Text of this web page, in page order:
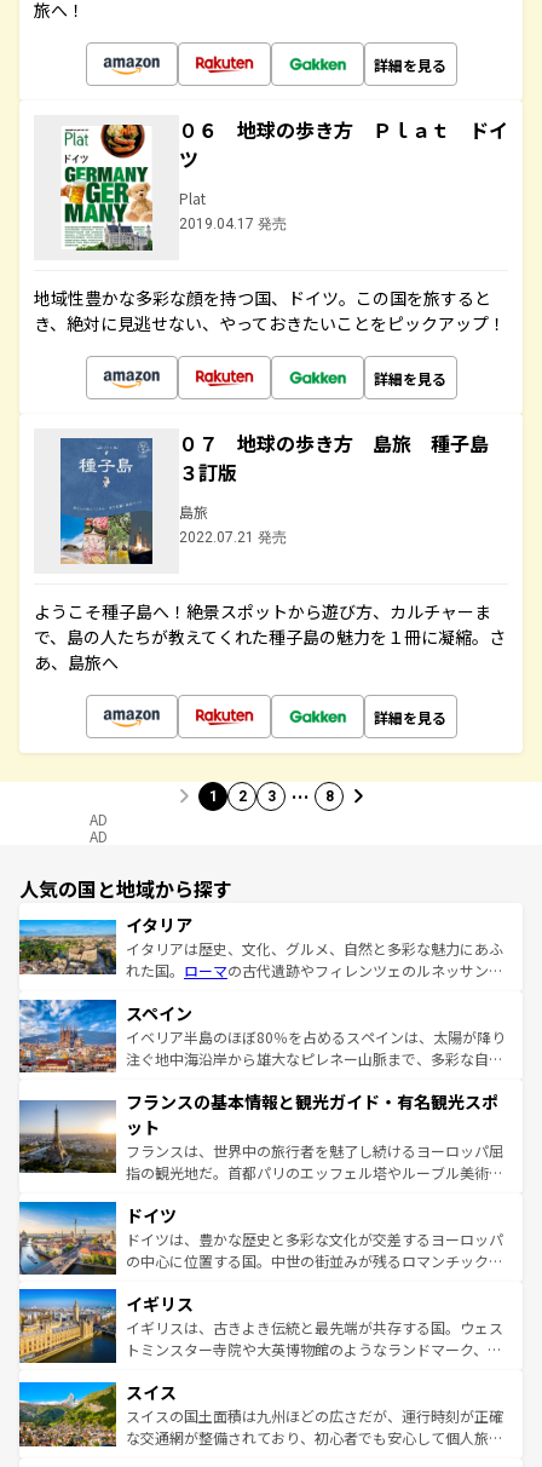
旅へ！
詳細を見る
０６ 地球の歩き方 Ｐｌａｔ ドイ
ツ
Plat
2019.04.17 発売
地域性豊かな多彩な顔を持つ国、ドイツ。この国を旅すると
き、絶対に見逃せない、やっておきたいことをピックアップ！
詳細を見る
０７ 地球の歩き方 島旅 種子島
３訂版
島旅
2022.07.21 発売
ようこそ種子島へ！絶景スポットから遊び方、カルチャーま
で、島の人たちが教えてくれた種子島の魅力を１冊に凝縮。さ
あ、島旅へ
詳細を見る
1 2 3 … 8
AD
AD
人気の国と地域から探す
イタリア
イタリアは歴史、文化、グルメ、自然と多彩な魅力にあふ
れた国。 ローマの古代遺跡やフィレンツェのルネッサンス
ろん、トスカーナの美しい田園風景やアマルフィ海岸の絶
景など、自然景観も見逃せない。観光の合間には、本場の
ピザやパスタなど、絶品のイタリア料理を堪能することも
ませてくれるイタリアで、忘れられない旅をしてみよう！
なお、新着のイタリア情報は
しい。
スペイン
イベリア半島のほぼ80％を占めるスペインは、太陽が降り
注ぐ地中海沿岸から雄大なピレネー山脈まで、多彩な自然
文化が根付くこの国では、情熱的なフラメンコ、熱気あふ
れる闘牛、そして美味しいタパスが生活の一部となってい
る。首都マドリードの洗練された雰囲気や、バルセロナの
アートに溢れた街角から、地方では古代ローマ遺跡や中世
せる。地方によって風土や気候が異なるスペインはその個
性で訪れる人を魅了する。 なお、新着のスペイン情報は コ
ンテンツ一覧を参照してほしい。
フランスの基本情報と観光ガイド・有名観光スポ
ット
フランスは、世界中の旅行者を魅了し続けるヨーロッパ屈
指の観光地だ。首都パリのエッフェル塔やルーブル美術館
で、幅広い魅力が詰まっている。華麗な宮殿、歴史的な大
聖堂、美しいビーチ、そして豊かな自然が、訪れる者を心
から魅了する。また、フランスは美食の国としても知ら
いる。シャンパンの発祥地であるランス、プロヴァンスの
香り高いラベンダー畑など、多彩な楽しみ方が可能だ。さ
らに、パリ以外の地域にも魅力が溢れており、どの街角に
れる地方に足を運ぶとそれぞれで全く異なる文化を体験で
きるだろう。 なお、新着のフランス情報はコンテンツ一覧
を参照してほしい。
ドイツ
ドイツは、豊かな歴史と多彩な文化が交差するヨーロッパ
の中心に位置する国。中世の街並みが残るロマンチック街
顔を持つこの国は、どこを歩いても飽きることがない。ベ
ルリンの文化的活気、バイエルン州のアルプスの絶景、そ
してライン川沿いのワイン畑といった風景は必見。ビール
は、お酒好きな人にはぜひ体験してほしい。 なお、新着の
ドイツ情報はコンテンツ一覧を参照してほしい。
イギリス
イギリスは、古きよき伝統と最先端が共存する国。ウェス
トミンスター寺院や大英博物館のようなランドマーク、歴
リアごとに異なる魅力がある。また、優雅なアフタヌーン
ティー、ビール好きにはたまらない英国パブ、サッカー観
戦など、本場だからこそできる体験も豊富。イギリスを旅
スイス
スイスの国土面積は九州ほどの広さだが、運行時刻が正確
な交通網が整備されており、初心者でも安心して個人旅行